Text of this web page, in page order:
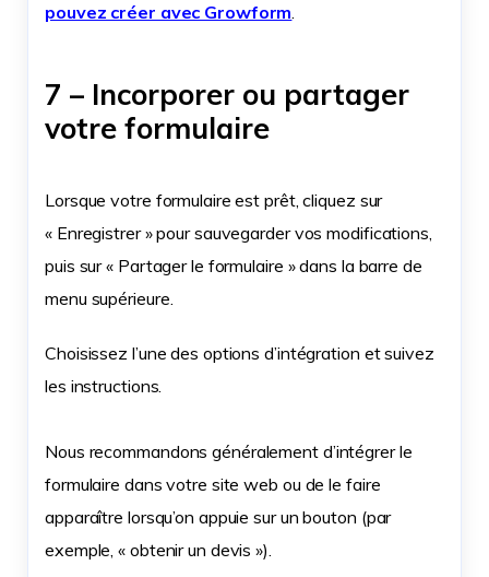
pouvez créer avec Growform.
7 – Incorporer ou partager
votre formulaire
Lorsque votre formulaire est prêt, cliquez sur
« Enregistrer » pour sauvegarder vos modifications,
puis sur « Partager le formulaire » dans la barre de
menu supérieure.
Choisissez l’une des options d’intégration et suivez
les instructions.
Nous recommandons généralement d’intégrer le
formulaire dans votre site web ou de le faire
apparaître lorsqu’on appuie sur un bouton (par
exemple, « obtenir un devis »).